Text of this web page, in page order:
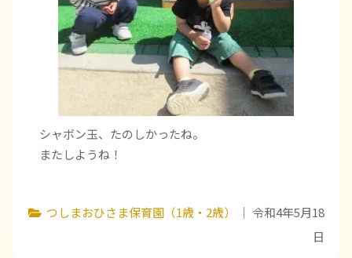
シャボン玉、たのしかったね。
またしようね！
つしまおひさま保育園（1歳・2歳）
｜ 令和4年5月18
日